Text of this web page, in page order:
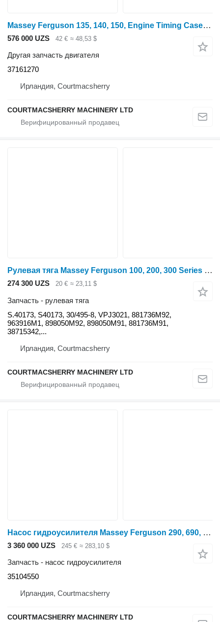
Massey Ferguson 135, 140, 150, Engine Timing Case 37161270 для минитрактора MF135
576 000 UZS 42 € ≈ 48,53 $
Другая запчасть двигателя
37161270
Ирландия, Courtmacsherry
COURTMACSHERRY MACHINERY LTD
Рулевая тяга Massey Ferguson 100, 200, 300 Series Track Rod End Outer 898050m92, 898050m91 S.40173 для минитрактора
274 300 UZS 20 € ≈ 23,11 $
Запчасть - рулевая тяга
S.40173, S40173, 30/495-8, VPJ3021, 881736M92,
963916M1, 898050M92, 898050M91, 881736M91,
38715342,...
Ирландия, Courtmacsherry
COURTMACSHERRY MACHINERY LTD
Насос гидроусилителя Massey Ferguson 290, 690, 670 Steering Pump 35104550, 1691156m93, 1666726m91 для минитрактора
3 360 000 UZS 245 € ≈ 283,10 $
Запчасть - насос гидроусилителя
35104550
Ирландия, Courtmacsherry
COURTMACSHERRY MACHINERY LTD